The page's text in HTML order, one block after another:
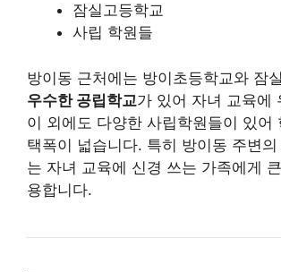
잠실고등학교
사립 학원들
방이동 근처에는 방이초등학교와 잠
우수한 공립학교가 있어 자녀 교육에
이 외에도 다양한 사립학원들이 있어
택폭이 넓습니다. 특히 방이동 주변
는 자녀 교육에 신경 쓰는 가족에게
용합니다.